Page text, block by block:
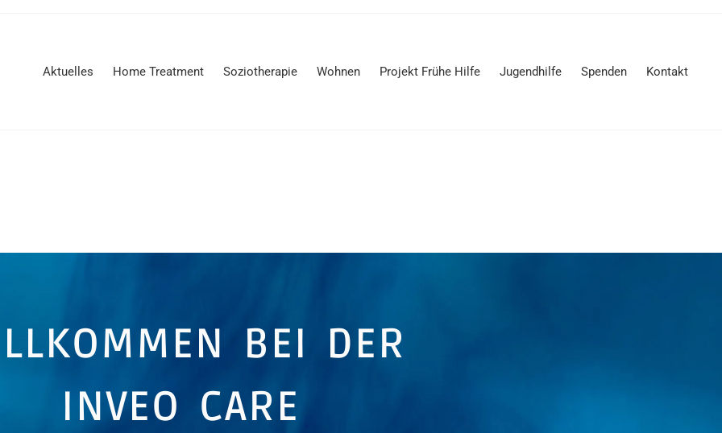
Aktuelles Home Treatment Soziotherapie Wohnen Projekt Frühe Hilfe Jugendhilfe Spenden Kontakt
BEI DER
INVEO CARE